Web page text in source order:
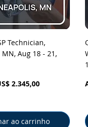
rápida
Technician,
Aug 18 - 21,
2.345,00
ao carrinho